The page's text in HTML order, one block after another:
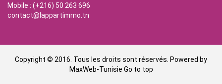
Mobile : (+216) 50 263 696
contact@lappartimmo.tn
Copyright © 2016. Tous les droits sont réservés. Powered by
MaxWeb-Tunisie Go to top